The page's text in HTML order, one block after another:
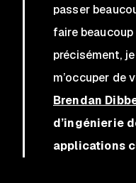
passer
faire
précisément,
m’occuper de
Brendan
d’ingénierie
applications